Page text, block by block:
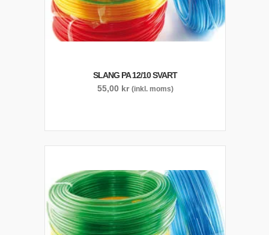
SLANG PA 12/10 SVART
55,00 kr (inkl. moms)